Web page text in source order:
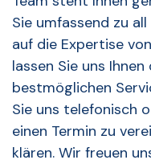
Sie umfassend zu
auf die Expertise
lassen Sie uns
bestmöglichen
Sie uns telefonisch
einen Termin zu
klären. Wir freuen